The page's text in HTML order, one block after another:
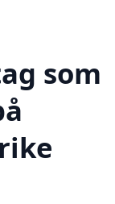
som